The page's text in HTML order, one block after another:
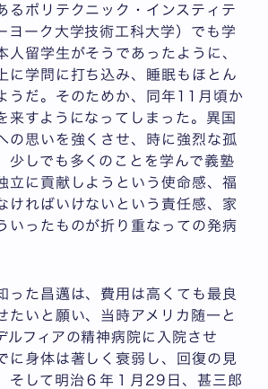
るポリテクニック・インスティテ
ヨーク大学技術工科大学）でも学
人留学生がそうであったように、
に学問に打ち込み、睡眠もほとん
うだ。そのためか、同年11月頃か
来すようになってしまった。異国
の思いを強くさせ、時に強烈な孤
少しでも多くのことを学んで義塾
立に貢献しようという使命感、福
ければいけないという責任感、家
いったものが折り重なっての発病
った昌邁は、費用は高くても最良
たいと願い、当時アメリカ随一と
ルフィアの精神病院に入院させ
に身体は著しく衰弱し、回復の見
そして明治６年１月29日、甚三郎